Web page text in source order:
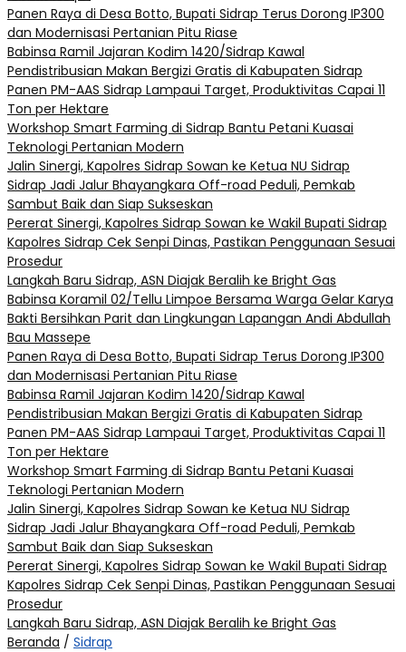
Panen Raya di Desa Botto, Bupati Sidrap Terus Dorong IP300
dan Modernisasi Pertanian Pitu Riase
Babinsa Ramil Jajaran Kodim 1420/Sidrap Kawal
Pendistribusian Makan Bergizi Gratis di Kabupaten Sidrap
Panen PM-AAS Sidrap Lampaui Target, Produktivitas Capai 11
Ton per Hektare
Workshop Smart Farming di Sidrap Bantu Petani Kuasai
Teknologi Pertanian Modern
Jalin Sinergi, Kapolres Sidrap Sowan ke Ketua NU Sidrap
Sidrap Jadi Jalur Bhayangkara Off-road Peduli, Pemkab
Sambut Baik dan Siap Sukseskan
Pererat Sinergi, Kapolres Sidrap Sowan ke Wakil Bupati Sidrap
Kapolres Sidrap Cek Senpi Dinas, Pastikan Penggunaan Sesuai
Prosedur
Langkah Baru Sidrap, ASN Diajak Beralih ke Bright Gas
Babinsa Koramil 02/Tellu Limpoe Bersama Warga Gelar Karya
Bakti Bersihkan Parit dan Lingkungan Lapangan Andi Abdullah
Bau Massepe
Panen Raya di Desa Botto, Bupati Sidrap Terus Dorong IP300
dan Modernisasi Pertanian Pitu Riase
Babinsa Ramil Jajaran Kodim 1420/Sidrap Kawal
Pendistribusian Makan Bergizi Gratis di Kabupaten Sidrap
Panen PM-AAS Sidrap Lampaui Target, Produktivitas Capai 11
Ton per Hektare
Workshop Smart Farming di Sidrap Bantu Petani Kuasai
Teknologi Pertanian Modern
Jalin Sinergi, Kapolres Sidrap Sowan ke Ketua NU Sidrap
Sidrap Jadi Jalur Bhayangkara Off-road Peduli, Pemkab
Sambut Baik dan Siap Sukseskan
Pererat Sinergi, Kapolres Sidrap Sowan ke Wakil Bupati Sidrap
Kapolres Sidrap Cek Senpi Dinas, Pastikan Penggunaan Sesuai
Prosedur
Langkah Baru Sidrap, ASN Diajak Beralih ke Bright Gas
Beranda / Sidrap